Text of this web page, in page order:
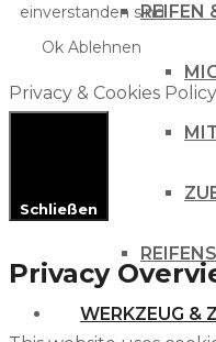
REIFEN
WERKZEUG &
einverstanden sind.
Ok Ablehnen
Privacy & Cookies Policy
Schließen
Privacy